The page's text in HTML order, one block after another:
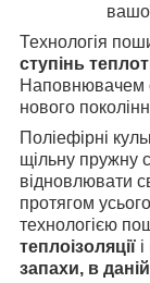
Технологія
ступінь
Наповнювачем
нового
Поліефірні
щільну пружну
відновлювати
протягом
технологією
теплоізоляції і
запахи, в